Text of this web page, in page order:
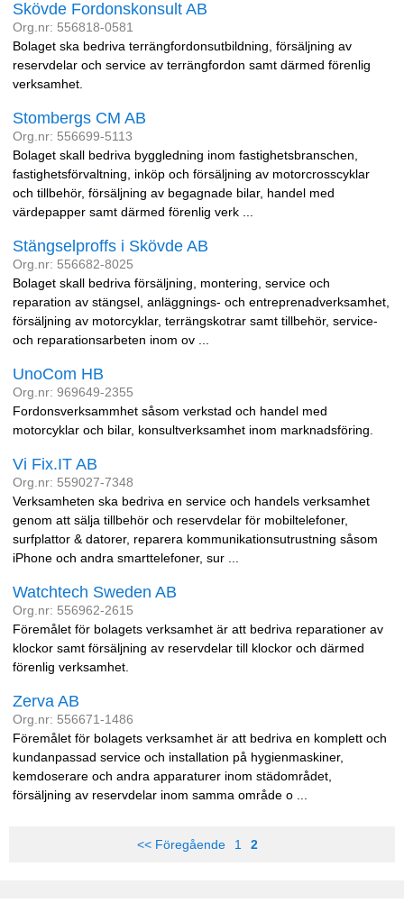
Skövde Fordonskonsult AB
Org.nr: 556818-0581
Bolaget ska bedriva terrängfordonsutbildning, försäljning av
reservdelar och service av terrängfordon samt därmed förenlig
verksamhet.
Stombergs CM AB
Org.nr: 556699-5113
Bolaget skall bedriva byggledning inom fastighetsbranschen,
fastighetsförvaltning, inköp och försäljning av motorcrosscyklar
och tillbehör, försäljning av begagnade bilar, handel med
värdepapper samt därmed förenlig verk ...
Stängselproffs i Skövde AB
Org.nr: 556682-8025
Bolaget skall bedriva försäljning, montering, service och
reparation av stängsel, anläggnings- och entreprenadverksamhet,
försäljning av motorcyklar, terrängskotrar samt tillbehör, service-
och reparationsarbeten inom ov ...
UnoCom HB
Org.nr: 969649-2355
Fordonsverksammhet såsom verkstad och handel med
motorcyklar och bilar, konsultverksamhet inom marknadsföring.
Vi Fix.IT AB
Org.nr: 559027-7348
Verksamheten ska bedriva en service och handels verksamhet
genom att sälja tillbehör och reservdelar för mobiltelefoner,
surfplattor & datorer, reparera kommunikationsutrustning såsom
iPhone och andra smarttelefoner, sur ...
Watchtech Sweden AB
Org.nr: 556962-2615
Föremålet för bolagets verksamhet är att bedriva reparationer av
klockor samt försäljning av reservdelar till klockor och därmed
förenlig verksamhet.
Zerva AB
Org.nr: 556671-1486
Föremålet för bolagets verksamhet är att bedriva en komplett och
kundanpassad service och installation på hygienmaskiner,
kemdoserare och andra apparaturer inom städområdet,
försäljning av reservdelar inom samma område o ...
<< Föregående 1 2